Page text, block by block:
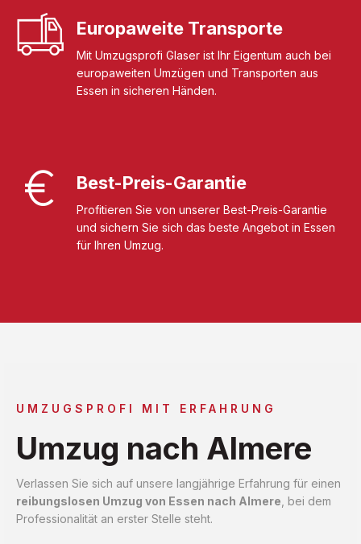
Europaweite Transporte
Mit Umzugsprofi Glaser ist Ihr Eigentum auch bei
europaweiten Umzügen und Transporten aus
Essen in sicheren Händen.
Best-Preis-Garantie
Profitieren Sie von unserer Best-Preis-Garantie
und sichern Sie sich das beste Angebot in Essen
für Ihren Umzug.
UMZUGSPROFI MIT ERFAHRUNG
Umzug nach Almere
Verlassen Sie sich auf unsere langjährige Erfahrung für einen
reibungslosen Umzug von Essen nach Almere , bei dem
Professionalität an erster Stelle steht.